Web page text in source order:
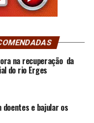
na recuperação da
do rio Erges
doentes e bajular os